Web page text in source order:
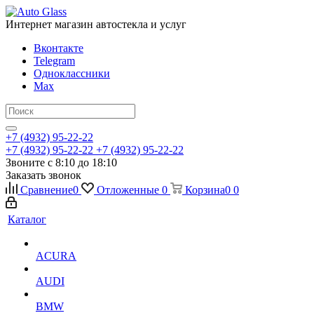
Интернет магазин автостекла и услуг
Вконтакте
Telegram
Одноклассники
Max
+7 (4932) 95-22-22
+7 (4932) 95-22-22 +7 (4932) 95-22-22
Звоните с 8:10 до 18:10
Заказать звонок
Сравнение0 Отложенные 0 Корзина0 0
Каталог
ACURA
AUDI
BMW